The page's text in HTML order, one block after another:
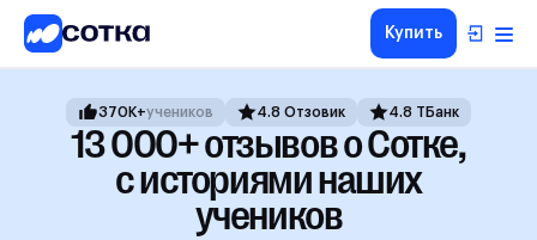
ЕГЭ
Купить
370K+учеников 4.8 Отзовик 4.8 ТБанк
13 000+отзывов о Сотке,
с историями наших
учеников